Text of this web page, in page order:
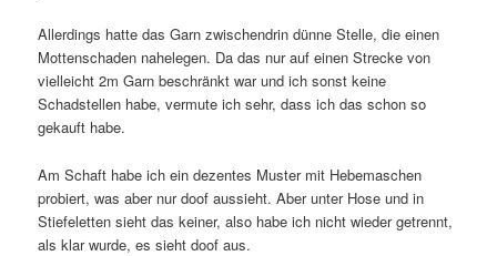
Allerdings hatte das Garn zwischendrin dünne Stelle, die einen
Mottenschaden nahelegen. Da das nur auf einen Strecke von
vielleicht 2m Garn beschränkt war und ich sonst keine
Schadstellen habe, vermute ich sehr, dass ich das schon so
gekauft habe.
Am Schaft habe ich ein dezentes Muster mit Hebemaschen
probiert, was aber nur doof aussieht. Aber unter Hose und in
Stiefeletten sieht das keiner, also habe ich nicht wieder getrennt,
als klar wurde, es sieht doof aus.